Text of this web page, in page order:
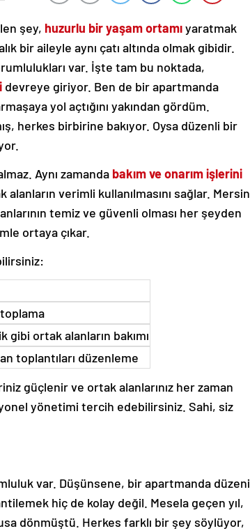
şey, huzurlu bir yaşam ortamıyaratmak
bir aileyle aynı çatı altında olmak gibidir.
var. İşte tam bu noktada,
devreye giriyor. Ben de bir apartmanda
yol açtığını yakından gördüm.
herkes birbirine bakıyor. Oysa düzenli bir
Aynı zamanda bakım ve onarım işlerini
verimli kullanılmasını sağlar. Mersin
temiz ve güvenli olması her şeyden
ortaya çıkar.
ortak alanların bakımı
toplantıları düzenleme
güçlenir ve ortak alanlarınız her zaman
yönetimi tercih edebilirsiniz. Sahi, siz
var. Düşünsene, bir apartmanda düzeni
hiç de kolay değil. Mesela geçen yıl,
dönmüştü. Herkes farklı bir şey söylüyor,